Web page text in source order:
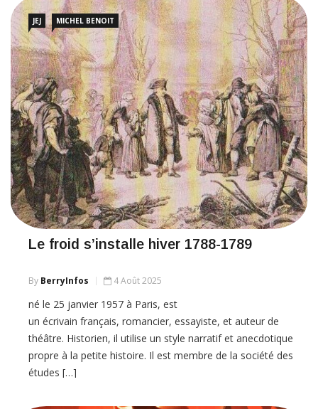
JEJ MICHEL BENOIT
Le froid s’installe hiver 1788-1789
By BerryInfos 4 Août 2025
né le 25 janvier 1957 à Paris, est
un écrivain français, romancier, essayiste, et auteur de
théâtre. Historien, il utilise un style narratif et anecdotique
propre à la petite histoire. Il est membre de la société des
études […]